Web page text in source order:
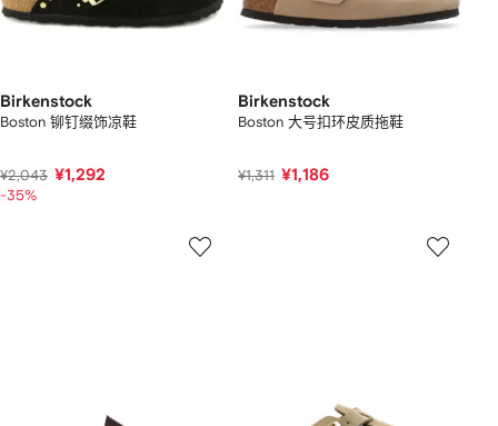
Birkenstock
Boston 铆钉缀饰凉鞋
¥2,043 ¥1,292
-35%
Birkenstock
Boston 大号扣环皮质拖鞋
¥1,311 ¥1,186